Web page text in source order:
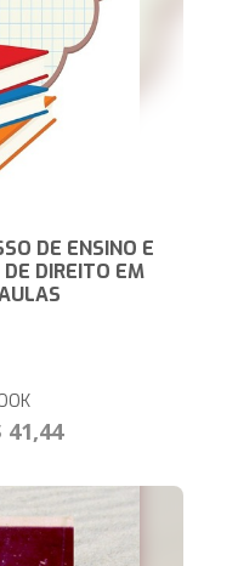
DE ENSINO E
DIREITO EM
41,44